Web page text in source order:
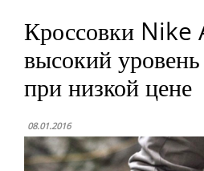
Кроссовки Nike
высокий уровень
при низкой цене
08.01.2016